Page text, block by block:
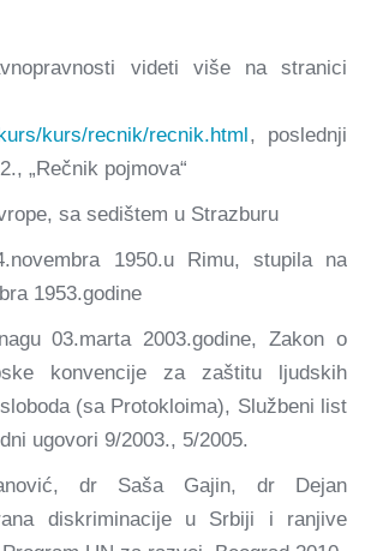
videti više na stranici
kurs/recnik/recnik.html, poslednji
„Rečnik pojmova“
sa sedištem u Strazburu
1950.u Rimu, stupila na
1953.godine
03.marta 2003.godine, Zakon o
konvencije za zaštitu ljudskih
(sa Protokloima), Službeni list
ugovori 9/2003., 5/2005.
dr Saša Gajin, dr Dejan
diskriminacije u Srbiji i ranjive